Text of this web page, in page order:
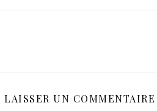
LAISSER UN COMMENTAIRE